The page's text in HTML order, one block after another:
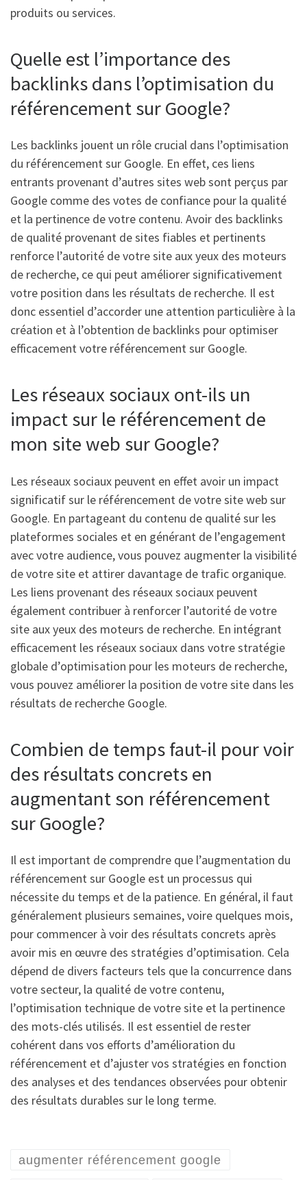
produits ou services.
Quelle est l’importance des
backlinks dans l’optimisation du
référencement sur Google?
Les backlinks jouent un rôle crucial dans l’optimisation
du référencement sur Google. En effet, ces liens
entrants provenant d’autres sites web sont perçus par
Google comme des votes de confiance pour la qualité
et la pertinence de votre contenu. Avoir des backlinks
de qualité provenant de sites fiables et pertinents
renforce l’autorité de votre site aux yeux des moteurs
de recherche, ce qui peut améliorer significativement
votre position dans les résultats de recherche. Il est
donc essentiel d’accorder une attention particulière à la
création et à l’obtention de backlinks pour optimiser
efficacement votre référencement sur Google.
Les réseaux sociaux ont-ils un
impact sur le référencement de
mon site web sur Google?
Les réseaux sociaux peuvent en effet avoir un impact
significatif sur le référencement de votre site web sur
Google. En partageant du contenu de qualité sur les
plateformes sociales et en générant de l’engagement
avec votre audience, vous pouvez augmenter la visibilité
de votre site et attirer davantage de trafic organique.
Les liens provenant des réseaux sociaux peuvent
également contribuer à renforcer l’autorité de votre
site aux yeux des moteurs de recherche. En intégrant
efficacement les réseaux sociaux dans votre stratégie
globale d’optimisation pour les moteurs de recherche,
vous pouvez améliorer la position de votre site dans les
résultats de recherche Google.
Combien de temps faut-il pour voir
des résultats concrets en
augmentant son référencement
sur Google?
Il est important de comprendre que l’augmentation du
référencement sur Google est un processus qui
nécessite du temps et de la patience. En général, il faut
généralement plusieurs semaines, voire quelques mois,
pour commencer à voir des résultats concrets après
avoir mis en œuvre des stratégies d’optimisation. Cela
dépend de divers facteurs tels que la concurrence dans
votre secteur, la qualité de votre contenu,
l’optimisation technique de votre site et la pertinence
des mots-clés utilisés. Il est essentiel de rester
cohérent dans vos efforts d’amélioration du
référencement et d’ajuster vos stratégies en fonction
des analyses et des tendances observées pour obtenir
des résultats durables sur le long terme.
augmenter référencement google